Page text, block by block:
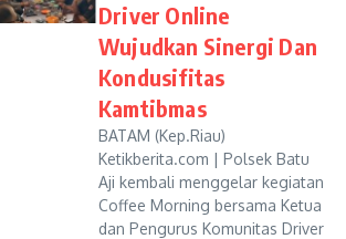
Driver Online
Wujudkan Sinergi Dan
Kondusifitas
Kamtibmas
BATAM (Kep.Riau)
Ketikberita.com | Polsek Batu
Aji kembali menggelar kegiatan
Coffee Morning bersama Ketua
dan Pengurus Komunitas Driver